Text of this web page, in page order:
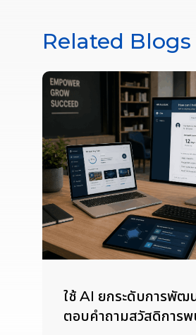
Related Blogs
ใช้ AI ยกระดับการพัฒ
ตอบคำถามสวัสดิการ